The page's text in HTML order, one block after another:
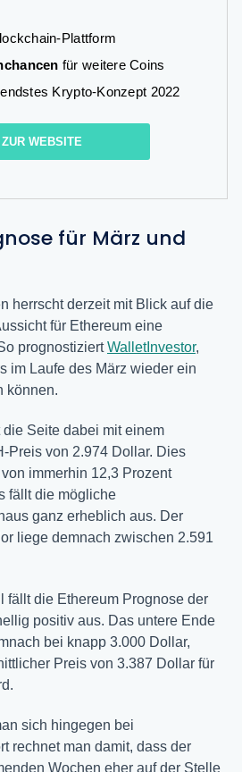
Plattform
für weitere Coins
Krypto-Konzept 2022
ZUR WEBSITE
für März und
herrscht derzeit mit Blick auf die
für Ethereum eine
prognostiziertWalletInvestor,
im Laufe des März wieder ein
können.
Seite dabei mit einem
Preis von 2.974 Dollar. Dies
immerhin 12,3 Prozent
fällt die mögliche
ganz erheblich aus. Der
liege demnach zwischen 2.591
fällt die Ethereum Prognose der
positiv aus. Das untere Ende
bei knapp 3.000 Dollar,
Preis von 3.387 Dollar für
sich hingegen bei
rechnet man damit, dass der
Wochen eher auf der Stelle